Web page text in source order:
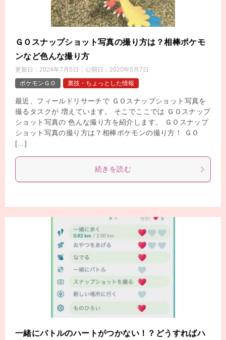
ＧＯスナップショット写真の撮り方は？相棒ポケモ
ンなど色んな撮り方
更新日： 2024年7月5日 公開日： 2020年5月7日
ポケモンＧＯ
裏技・ちょっとした情報
最近、フィールドリサーチで ＧＯスナップショット写真を
撮るタスクが 増えています。 そこでここでは ＧＯスナップ
ショット写真の 色んな撮り方を紹介します。 ＧＯスナップ
ショット写真の撮り方は？相棒ポケモンの撮り方！ ＧＯ
[…]
続きを読む
一緒にバトルのハートがつかない！？どうすればハ